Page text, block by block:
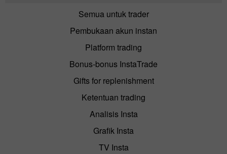
Semua untuk trader
Pembukaan akun instan
Platform trading
Bonus-bonus InstaTrade
Gifts for replenishment
Ketentuan trading
Analisis Insta
Grafik Insta
TV Insta